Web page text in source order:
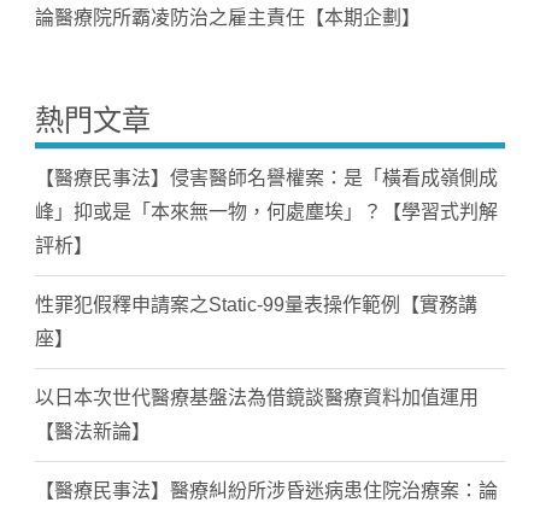
論醫療院所霸凌防治之雇主責任【本期企劃】
熱門文章
【醫療民事法】侵害醫師名譽權案：是「橫看成嶺側成
峰」抑或是「本來無一物，何處塵埃」？【學習式判解
評析】
性罪犯假釋申請案之Static-99量表操作範例【實務講
座】
以日本次世代醫療基盤法為借鏡談醫療資料加值運用
【醫法新論】
【醫療民事法】醫療糾紛所涉昏迷病患住院治療案：論